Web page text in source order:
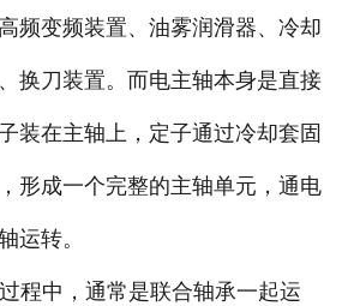
频变频装置、油雾润滑器、冷却
换刀装置。而电主轴本身是直接
装在主轴上，定子通过冷却套固
形成一个完整的主轴单元，通电
运转。
程中，通常是联合轴承一起运